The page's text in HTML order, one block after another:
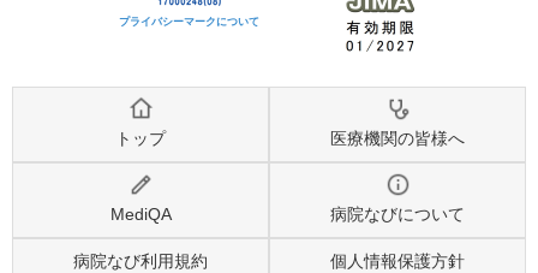
プライバシーマークについて
トップ 医療機関の皆様へ
MediQA 病院なびについて
病院なび利用規約 個人情報保護方針